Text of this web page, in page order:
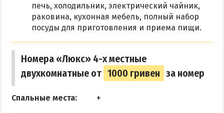
печь, холодильник, электрический чайник,
раковина, кухонная мебель, полный набор
посуды для приготовления и приема пищи.
Номера «Люкс» 4-х местные
двухкомнатные от 1000 гривен за номер
Спальные места: